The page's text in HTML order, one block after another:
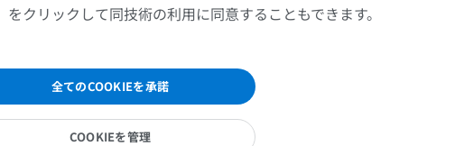
アム
MRI
アム
無料
下肢MRI
プレミアム
クリックして同技術の利用に同意することもできます。
全てのCOOKIEを承諾
COOKIEを管理